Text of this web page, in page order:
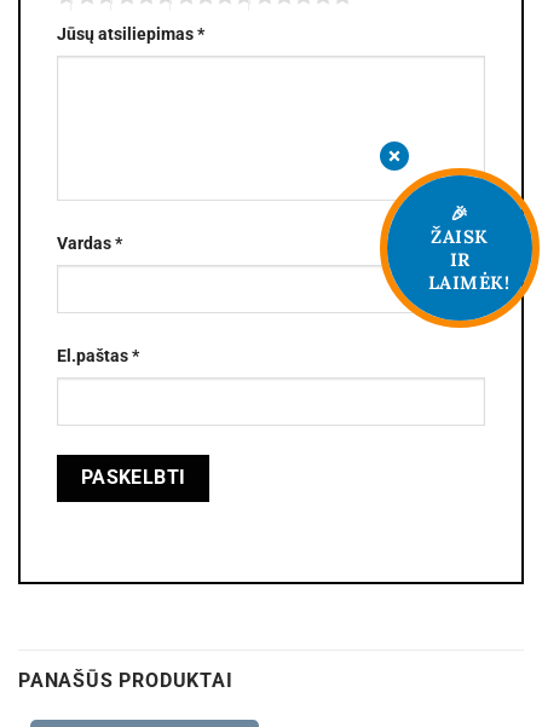
Jūsų atsiliepimas*
Vardas*
El.paštas*
PANAŠŪS PRODUKTAI
🎉
ŽAISK
IR
LAIMĖK!